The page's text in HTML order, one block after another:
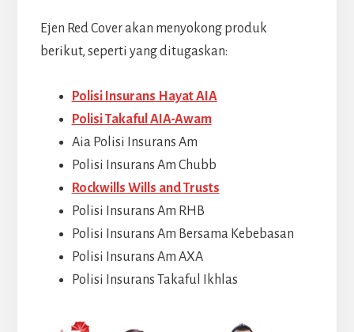
Ejen Red Cover akan menyokong produk
berikut, seperti yang ditugaskan:
Polisi Insurans Hayat AIA
Polisi Takaful AIA-Awam
Aia Polisi Insurans Am
Polisi Insurans Am Chubb
Rockwills Wills and Trusts
Polisi Insurans Am RHB
Polisi Insurans Am Bersama Kebebasan
Polisi Insurans Am AXA
Polisi Insurans Takaful Ikhlas